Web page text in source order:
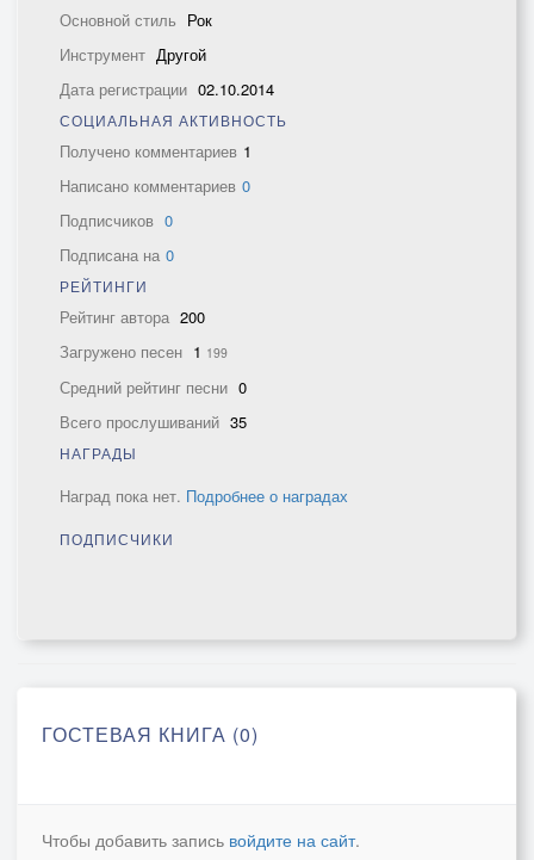
Основной стиль Рок
Инструмент Другой
Дата регистрации 02.10.2014
СОЦИАЛЬНАЯ АКТИВНОСТЬ
Получено комментариев 1
Написано комментариев 0
Подписчиков 0
Подписана на 0
РЕЙТИНГИ
Рейтинг автора 200
Загружено песен 1 199
Средний рейтинг песни 0
Всего прослушиваний 35
НАГРАДЫ
Наград пока нет. Подробнее о наградах
ПОДПИСЧИКИ
ГОСТЕВАЯ КНИГА (0)
Чтобы добавить запись войдите на сайт.